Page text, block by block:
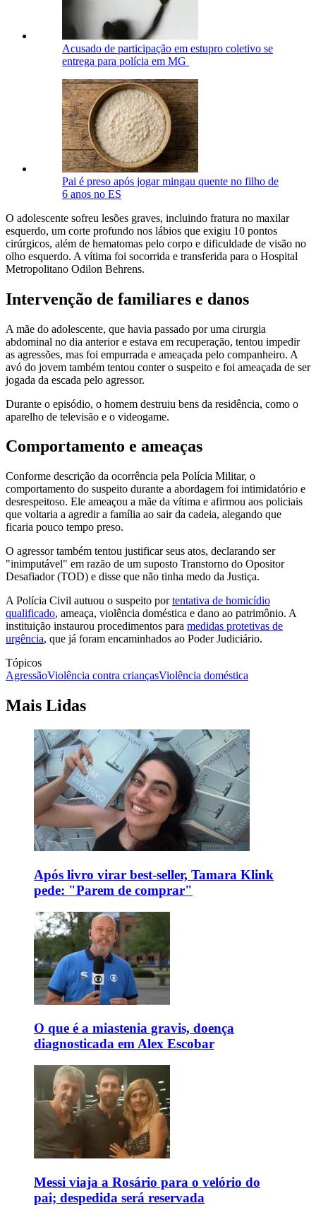
Acusado de participação em estupro coletivo se
entrega para polícia em MG
Pai é preso após jogar mingau quente no filho de
6 anos no ES
O adolescente sofreu lesões graves, incluindo fratura no maxilar
esquerdo, um corte profundo nos lábios que exigiu 10 pontos
cirúrgicos, além de hematomas pelo corpo e dificuldade de visão no
olho esquerdo. A vítima foi socorrida e transferida para o Hospital
Metropolitano Odilon Behrens.
Intervenção de familiares e danos
A mãe do adolescente, que havia passado por uma cirurgia
abdominal no dia anterior e estava em recuperação, tentou impedir
as agressões, mas foi empurrada e ameaçada pelo companheiro. A
avó do jovem também tentou conter o suspeito e foi ameaçada de ser
jogada da escada pelo agressor.
Durante o episódio, o homem destruiu bens da residência, como o
aparelho de televisão e o videogame.
Comportamento e ameaças
Conforme descrição da ocorrência pela Polícia Militar, o
comportamento do suspeito durante a abordagem foi intimidatório e
desrespeitoso. Ele ameaçou a mãe da vítima e afirmou aos policiais
que voltaria a agredir a família ao sair da cadeia, alegando que
ficaria pouco tempo preso.
O agressor também tentou justificar seus atos, declarando ser
"inimputável" em razão de um suposto Transtorno do Opositor
Desafiador (TOD) e disse que não tinha medo da Justiça.
A Polícia Civil autuou o suspeito portentativa de homicídio
qualificado, ameaça, violência doméstica e dano ao patrimônio. A
instituição instaurou procedimentos para medidas protetivas de
urgência, que já foram encaminhados ao Poder Judiciário.
Tópicos
AgressãoViolência contra criançasViolência doméstica
Mais Lidas
Após livro virar best-seller, Tamara Klink
pede: "Parem de comprar"
O que é a miastenia gravis, doença
diagnosticada em Alex Escobar
Messi viaja a Rosário para o velório do
pai; despedida será reservada